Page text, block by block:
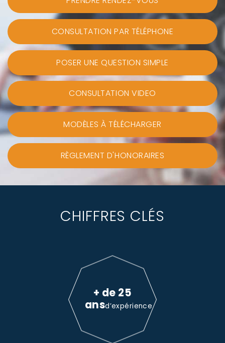
CONSULTATION PAR TÉLÉPHONE
POSER UNE QUESTION SIMPLE
CONSULTATION VIDEO
MODÈLES À TÉLÉCHARGER
RÈGLEMENT D'HONORAIRES
CHIFFRES CLÉS
+ de 25
ansd’expérience